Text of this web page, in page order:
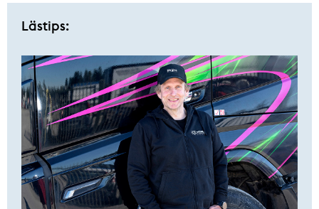
Lästips: